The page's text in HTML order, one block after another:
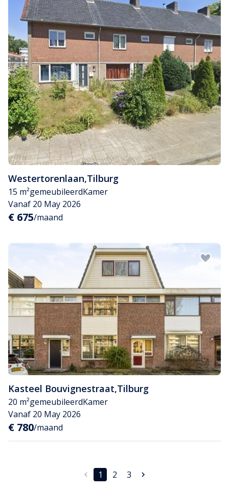
Westertorenlaan,Tilburg
15 m²gemeubileerdKamer
Vanaf 20 May 2026
€ 675/maand
Kasteel Bouvignestraat,Tilburg
20 m²gemeubileerdKamer
Vanaf 20 May 2026
€ 780/maand
1 2 3